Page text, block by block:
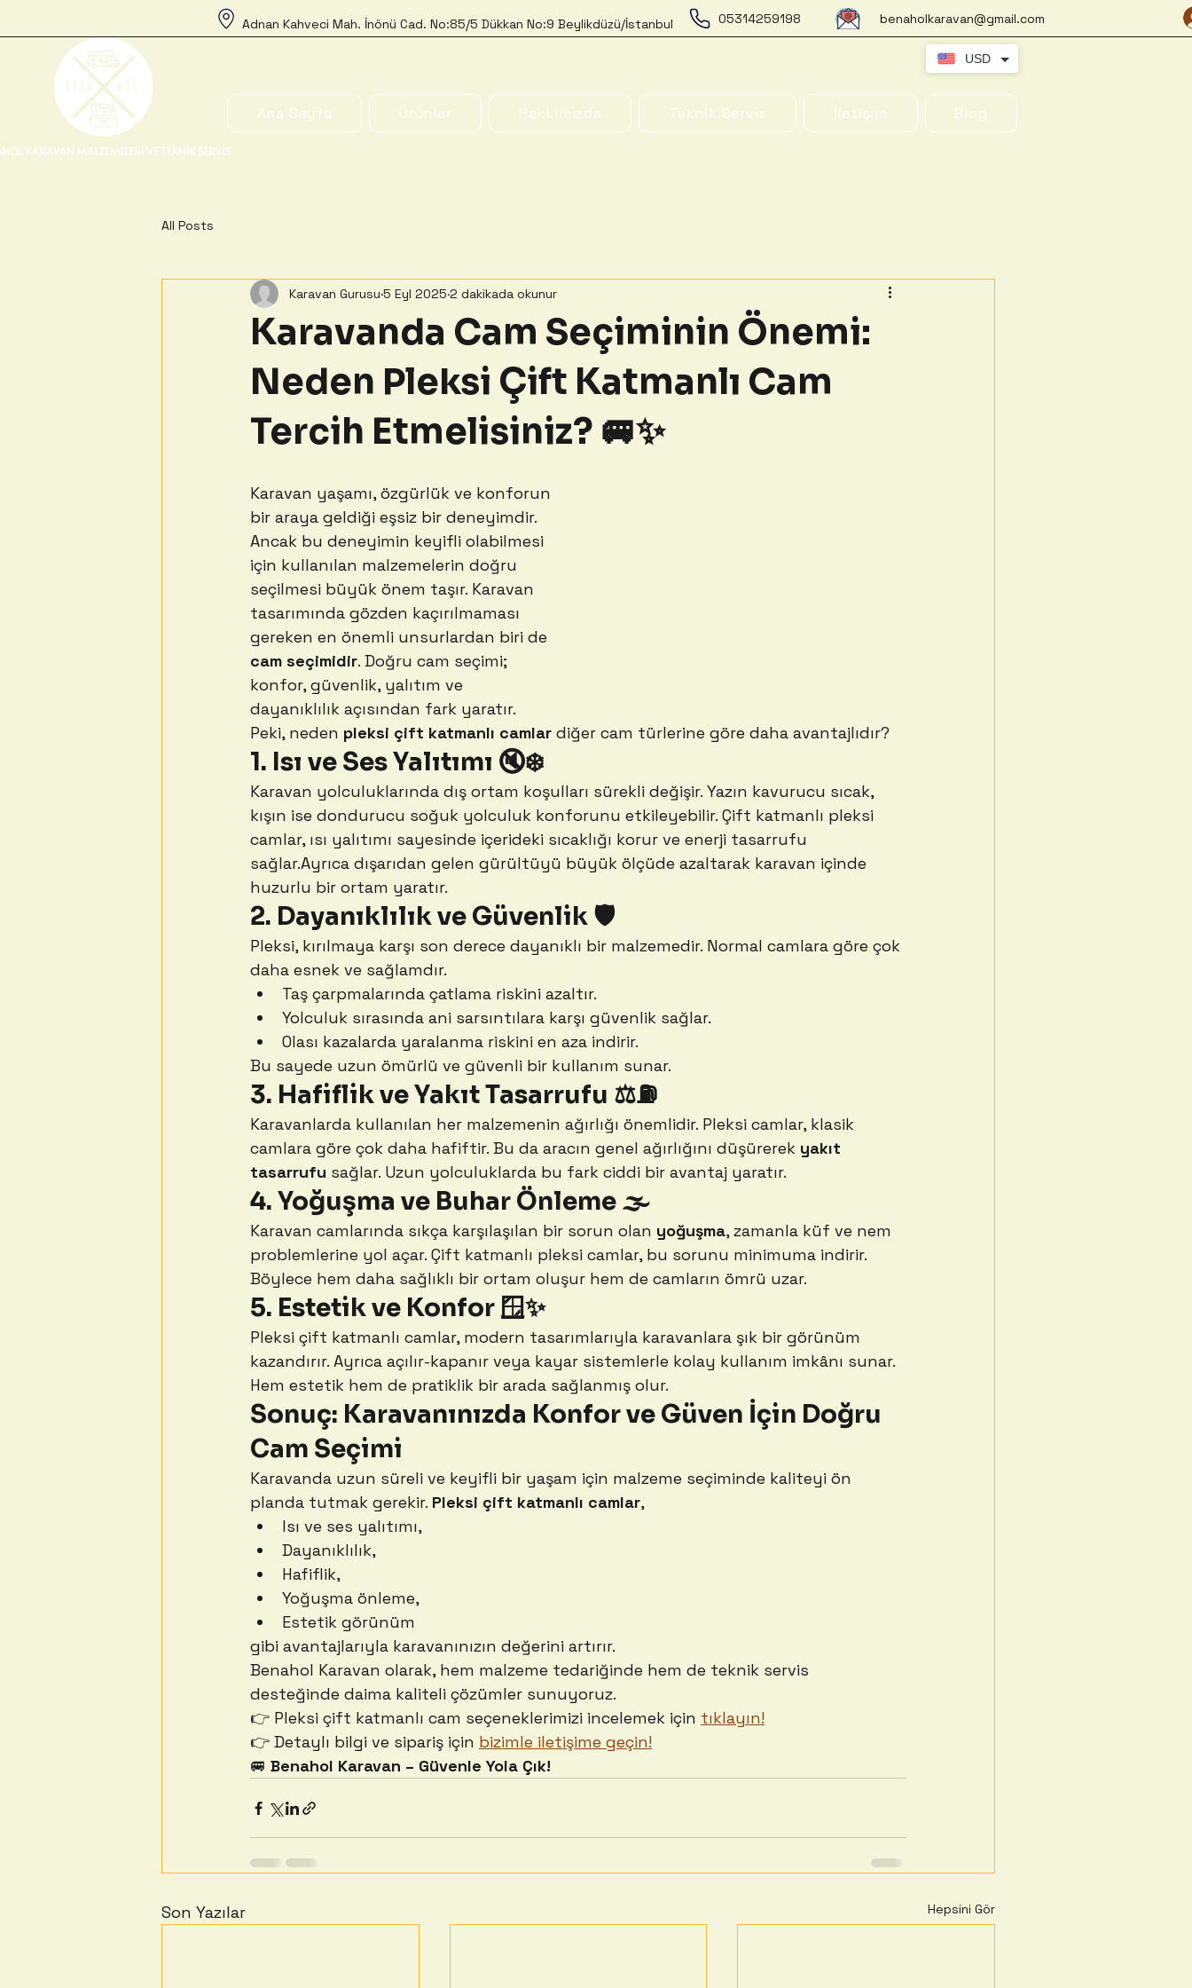
Adnan Kahveci Mah. İnönü Cad. No:85/5 Dükkan No:9 Beylikdüzü/İstanbul 05314259198 benaholkaravan@gmail.com
Ana Sayfa Ürünler Hakkımızda Teknik Servis İletişim Blog
All Posts
Karavanda Cam Seçiminin Önemi:
Neden Pleksi Çift Katmanlı Cam
Tercih Etmelisiniz? 🚐✨
Karavan Gurusu 5 Eyl 2025 2 dakikada okunur
Karavan yaşamı, özgürlük ve konforun
bir araya geldiği eşsiz bir deneyimdir.
Ancak bu deneyimin keyifli olabilmesi
için kullanılan malzemelerin doğru
seçilmesi büyük önem taşır. Karavan
tasarımında gözden kaçırılmaması
gereken en önemli unsurlardan biri de
cam seçimidir. Doğru cam seçimi;
konfor, güvenlik, yalıtım ve
dayanıklılık açısından fark yaratır.
Peki, neden pleksi çift katmanlı camlar diğer cam türlerine göre daha avantajlıdır?
1. Isı ve Ses Yalıtımı 🔇❄️
Karavan yolculuklarında dış ortam koşulları sürekli değişir. Yazın kavurucu sıcak,
kışın ise dondurucu soğuk yolculuk konforunu etkileyebilir. Çift katmanlı pleksi
camlar, ısı yalıtımı sayesinde içerideki sıcaklığı korur ve enerji tasarrufu
sağlar.Ayrıca dışarıdan gelen gürültüyü büyük ölçüde azaltarak karavan içinde
huzurlu bir ortam yaratır.
2. Dayanıklılık ve Güvenlik 🛡️
Pleksi, kırılmaya karşı son derece dayanıklı bir malzemedir. Normal camlara göre çok
daha esnek ve sağlamdır.
Taş çarpmalarında çatlama riskini azaltır.
Yolculuk sırasında ani sarsıntılara karşı güvenlik sağlar.
Olası kazalarda yaralanma riskini en aza indirir.
Bu sayede uzun ömürlü ve güvenli bir kullanım sunar.
3. Hafiflik ve Yakıt Tasarrufu ⚖️⛽
Karavanlarda kullanılan her malzemenin ağırlığı önemlidir. Pleksi camlar, klasik
camlara göre çok daha hafiftir. Bu da aracın genel ağırlığını düşürerek yakıt
tasarrufu sağlar. Uzun yolculuklarda bu fark ciddi bir avantaj yaratır.
4. Yoğuşma ve Buhar Önleme 🌫️
Karavan camlarında sıkça karşılaşılan bir sorun olan yoğuşma, zamanla küf ve nem
problemlerine yol açar. Çift katmanlı pleksi camlar, bu sorunu minimuma indirir.
Böylece hem daha sağlıklı bir ortam oluşur hem de camların ömrü uzar.
5. Estetik ve Konfor 🪟✨
Pleksi çift katmanlı camlar, modern tasarımlarıyla karavanlara şık bir görünüm
kazandırır. Ayrıca açılır-kapanır veya kayar sistemlerle kolay kullanım imkânı sunar.
Hem estetik hem de pratiklik bir arada sağlanmış olur.
Sonuç: Karavanınızda Konfor ve Güven İçin Doğru
Cam Seçimi
Karavanda uzun süreli ve keyifli bir yaşam için malzeme seçiminde kaliteyi ön
planda tutmak gerekir. Pleksi çift katmanlı camlar,
Isı ve ses yalıtımı,
Dayanıklılık,
Hafiflik,
Yoğuşma önleme,
Estetik görünüm
gibi avantajlarıyla karavanınızın değerini artırır.
Benahol Karavan olarak, hem malzeme tedariğinde hem de teknik servis
desteğinde daima kaliteli çözümler sunuyoruz.
👉 Pleksi çift katmanlı cam seçeneklerimizi incelemek için tıklayın!
👉 Detaylı bilgi ve sipariş için bizimle iletişime geçin!
🚐 Benahol Karavan – Güvenle Yola Çık!
Son Yazılar Hepsini Gör
USD